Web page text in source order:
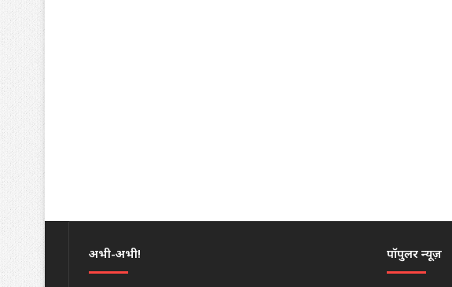
अभी-अभी! पॉपुलर न्यूज़